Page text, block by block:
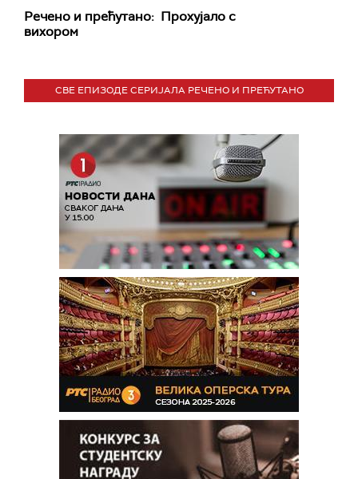
Речено и прећутано: Прохујало с
вихором
СВЕ ЕПИЗОДЕ СЕРИЈАЛА РЕЧЕНО И ПРЕЋУТАНО